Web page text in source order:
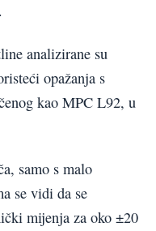
analizirane su
opažanja s
kao MPC L92, u
samo s malo
se vidi da se
mijenja za oko ±20